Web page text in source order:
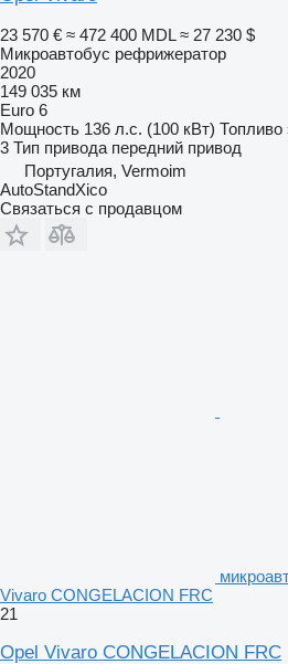
23 570 € ≈ 472 400 MDL ≈ 27 230 $
Микроавтобус рефрижератор
2020
149 035 км
Euro 6
Мощность 136 л.с. (100 кВт) Топливо
3 Тип привода передний привод
Португалия, Vermoim
AutoStandXico
Связаться с продавцом
Vivaro CONGELACION FRC
21
Opel Vivaro CONGELACION FRC